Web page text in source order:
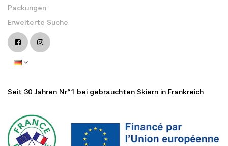
Packungen
Erweiterte Suche
Seit 30 Jahren Nr°1 bei gebrauchten Skiern in Frankreich